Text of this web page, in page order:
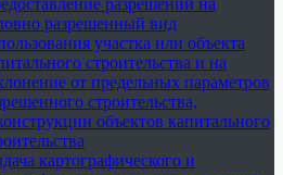
разрешений на
разрешенный вид
участка или объекта
строительства и на
от предельных параметров
строительства,
объектов капитального
картографического и